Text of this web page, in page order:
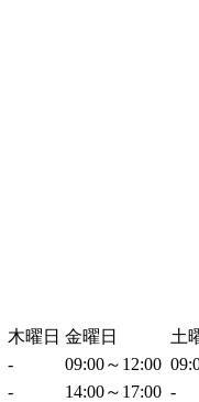
木曜日 金曜日 土
- 09:00～12:00
- 14:00～17:00 -